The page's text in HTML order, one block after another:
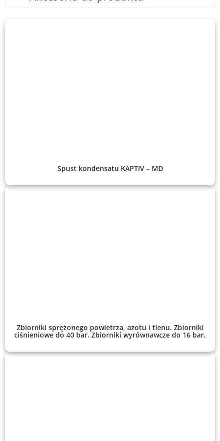
Spust kondensatu KAPTIV – MD
Zbiorniki sprężonego powietrza, azotu i tlenu. Zbiorniki
ciśnieniowe do 40 bar. Zbiorniki wyrównawcze do 16 bar.